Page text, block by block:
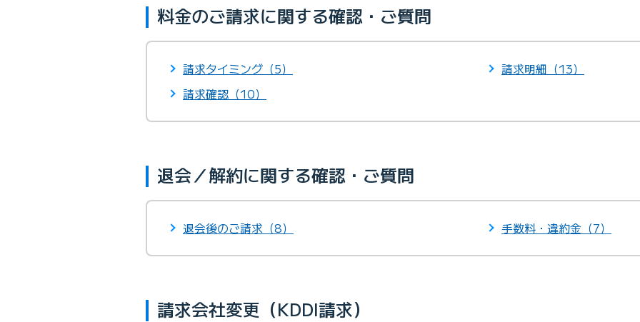
料金のご請求に関する確認・ご質問
請求タイミング（5）
請求明細（13）
請求確認（10）
退会／解約に関する確認・ご質問
退会後のご請求（8） 手数料・違約金（7）
請求会社変更（KDDI請求）